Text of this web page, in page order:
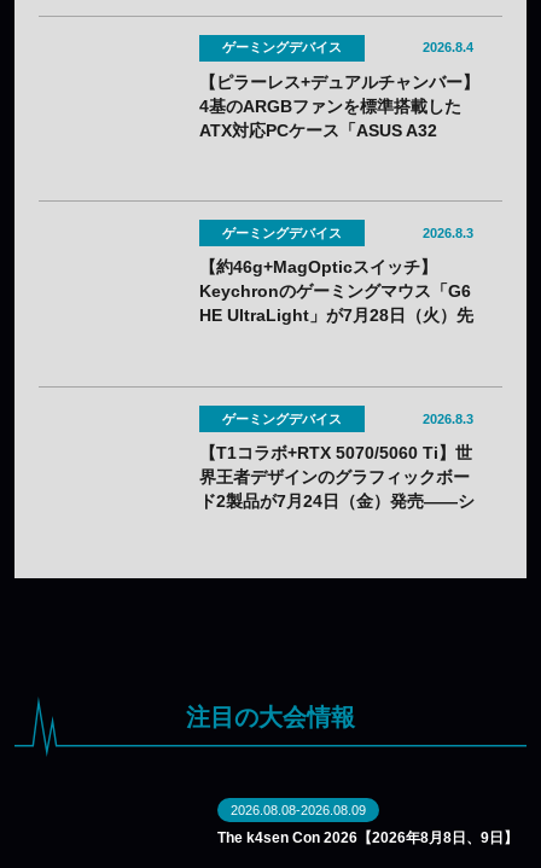
ゲーミングデバイス 2026.8.4
【ピラーレス+デュアルチャンバー】
4基のARGBファンを標準搭載した
ATX対応PCケース「ASUS A32
ゲーミングデバイス 2026.8.3
【約46g+MagOpticスイッチ】
Keychronのゲーミングマウス「G6
HE UltraLight」が7月28日（火）先
ゲーミングデバイス 2026.8.3
【T1コラボ+RTX 5070/5060 Ti】世
界王者デザインのグラフィックボー
ド2製品が7月24日（金）発売——シ
注目の大会情報
2026.08.08-2026.08.09
The k4sen Con 2026【2026年8月8日、9日】